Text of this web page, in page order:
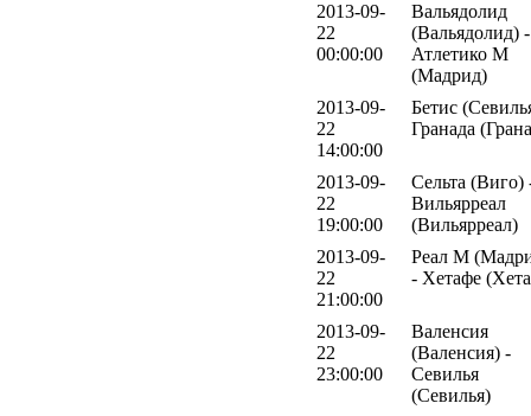
2013-09-
22
00:00:00
Вальядолид
(Вальядолид) -
Атлетико М
(Мадрид)
2013-09-
22
14:00:00
Бетис
Гранада
2013-09-
22
19:00:00
Сельта (Виго)
Вильярреал
(Вильярреал)
2013-09-
22
21:00:00
Реал М
- Хетафе
2013-09-
22
23:00:00
Валенсия
(Валенсия) -
Севилья
(Севилья)